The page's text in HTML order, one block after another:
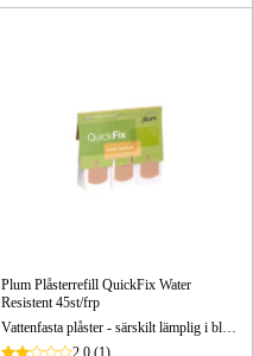
Plum Plåsterrefill QuickFix Water
Resistent 45st/frp
Vattenfasta plåster - särskilt lämplig i blöta arbetsmiljöer.